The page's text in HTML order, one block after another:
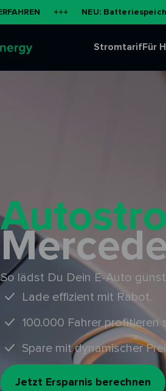
+++ NEU: Batteriespeicher für die
StromtarifFür
So lädst Du Dein E-Auto
Lade effizient mit Rabot.
100.000 Fahrer profitieren
Spare mit dynamischer
Jetzt Ersparnis berechnen